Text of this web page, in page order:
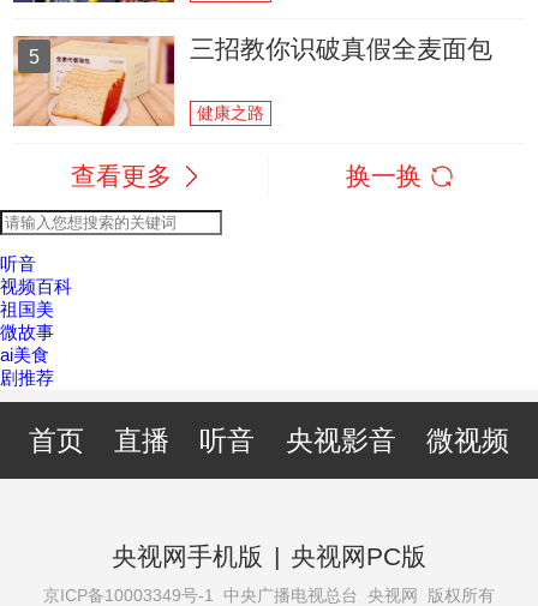
5 三招教你识破真假全麦面包
健康之路
查看更多 换一换
听音
视频百科
祖国美
微故事
ai美食
剧推荐
首页 直播 听音 央视影音 微视频
央视网手机版 | 央视网PC版
京ICP备10003349号-1 中央广播电视总台 央视网 版权所有